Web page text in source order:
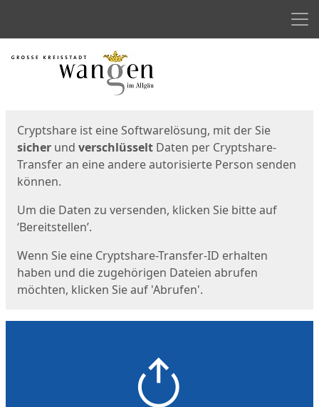
Start
Cryptshare ist eine Softwarelösung, mit der Sie
sicher und verschlüsselt Daten per Cryptshare-
Transfer an eine andere autorisierte Person senden
können.
Um die Daten zu versenden, klicken Sie bitte auf
‘Bereitstellen’.
Wenn Sie eine Cryptshare-Transfer-ID erhalten
haben und die zugehörigen Dateien abrufen
möchten, klicken Sie auf 'Abrufen'.